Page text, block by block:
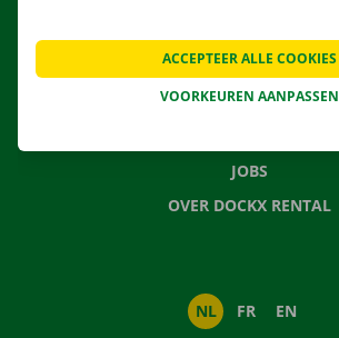
VEELGESTELDE VRAGEN
NIEUWS
JOBS
OVER DOCKX RENTAL
NL FR EN
VOORKEUREN AANPASSEN
ACCEPTEER ALLE COOKIES